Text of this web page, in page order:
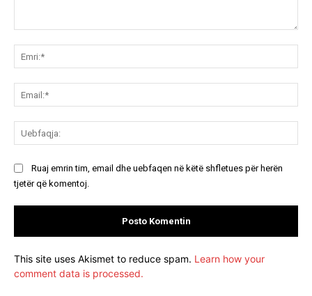
Ruaj emrin tim, email dhe uebfaqen në këtë shfletues për herën
tjetër që komentoj.
This site uses Akismet to reduce spam. Learn how your
comment data is processed.